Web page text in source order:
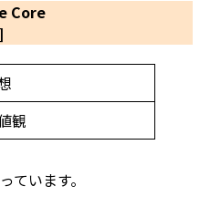
Core
観
います。